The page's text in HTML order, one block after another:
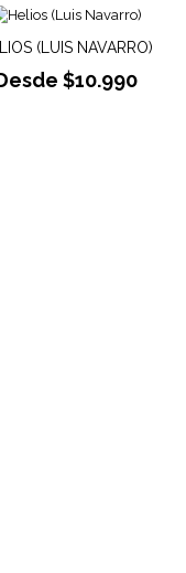
(LUIS NAVARRO)
$10.990